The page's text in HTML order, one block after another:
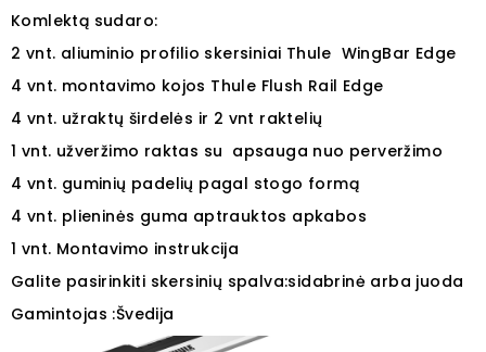
Komlektą sudaro:
2 vnt. aliuminio profilio skersiniai Thule WingBar Edge
4 vnt. montavimo kojos Thule Flush Rail Edge
4 vnt. užraktų širdelės ir 2 vnt raktelių
1 vnt. užveržimo raktas su apsauga nuo perveržimo
4 vnt. guminių padelių pagal stogo formą
4 vnt. plieninės guma aptrauktos apkabos
1 vnt. Montavimo instrukcija
Galite pasirinkiti skersinių spalva:sidabrinė arba juoda
Gamintojas :Švedija